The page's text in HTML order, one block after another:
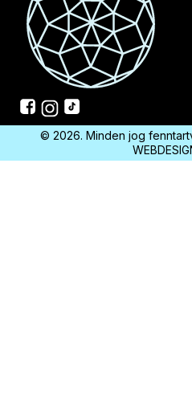
© 2026. Minden jog